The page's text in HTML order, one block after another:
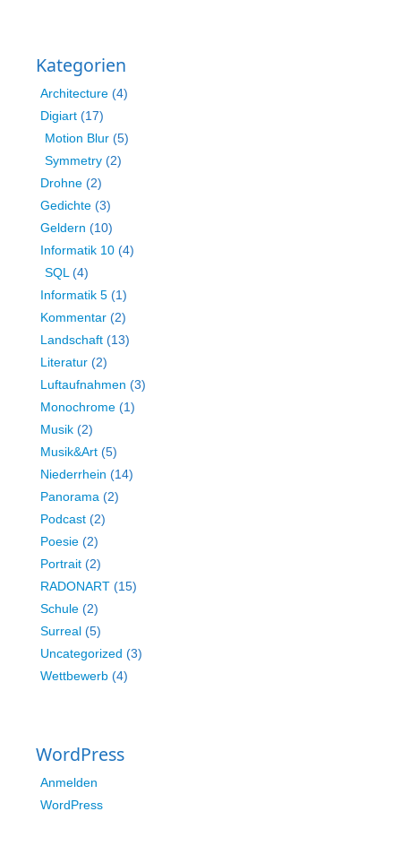
Kategorien
Architecture (4)
Digiart (17)
Motion Blur (5)
Symmetry (2)
Drohne (2)
Gedichte (3)
Geldern (10)
Informatik 10 (4)
SQL(4)
Informatik 5 (1)
Kommentar (2)
Landschaft (13)
Literatur (2)
Luftaufnahmen (3)
Monochrome (1)
Musik (2)
Musik&Art (5)
Niederrhein (14)
Panorama (2)
Podcast (2)
Poesie (2)
Portrait (2)
RADONART (15)
Schule (2)
Surreal (5)
Uncategorized (3)
Wettbewerb (4)
WordPress
Anmelden
WordPress